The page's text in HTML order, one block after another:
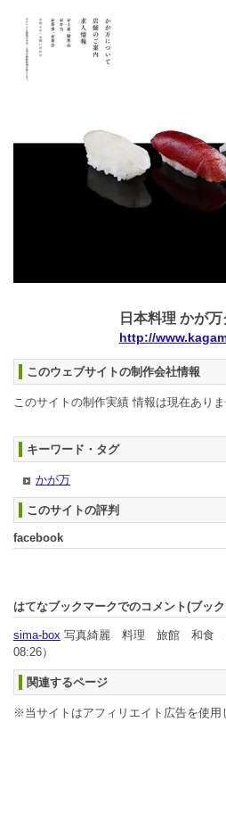
日本料理 かが
http://
このウェブサイトの制作会社情報
このサイトの制作実績 情報は現在ありま
キーワード・タグ
かが万
このサイトの評判
facebook
はてなブックマークでのコメント(ブック
sima-box 写真綺麗 料理 旅館 和食
08:26）
関連するページ
※当サイトはアフィリエイト広告を使用